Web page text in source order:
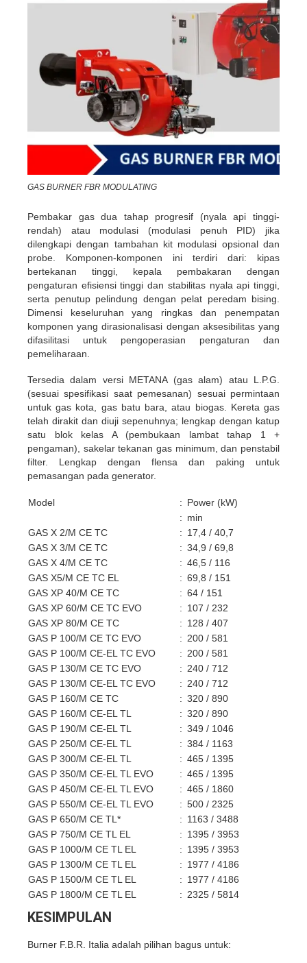
GAS BURNER FBR MODULATING
Pembakar gas dua tahap progresif (nyala api tinggi-
rendah) atau modulasi (modulasi penuh PID) jika
dilengkapi dengan tambahan kit modulasi opsional dan
probe. Komponen-komponen ini terdiri dari: kipas
bertekanan tinggi, kepala pembakaran dengan
pengaturan efisiensi tinggi dan stabilitas nyala api tinggi,
serta penutup pelindung dengan pelat peredam bising.
Dimensi keseluruhan yang ringkas dan penempatan
komponen yang dirasionalisasi dengan aksesibilitas yang
difasilitasi untuk pengoperasian pengaturan dan
pemeliharaan.
Tersedia dalam versi METANA (gas alam) atau L.P.G.
(sesuai spesifikasi saat pemesanan) sesuai permintaan
untuk gas kota, gas batu bara, atau biogas. Kereta gas
telah dirakit dan diuji sepenuhnya; lengkap dengan katup
satu blok kelas A (pembukaan lambat tahap 1 +
pengaman), sakelar tekanan gas minimum, dan penstabil
filter. Lengkap dengan flensa dan paking untuk
pemasangan pada generator.
Model : Power (kW)
: min
GAS X 2/M CE TC
: 17,4 / 40,7
GAS X 3/M CE TC
: 34,9 / 69,8
GAS X 4/M CE TC
: 46,5 / 116
GAS X5/M CE TC EL
: 69,8 / 151
GAS XP 40/M CE TC
: 64 / 151
GAS XP 60/M CE TC EVO
: 107 / 232
GAS XP 80/M CE TC
: 128 / 407
GAS P 100/M CE TC EVO
: 200 / 581
GAS P 100/M CE-EL TC EVO
: 200 / 581
GAS P 130/M CE TC EVO
: 240 / 712
GAS P 130/M CE-EL TC EVO
: 240 / 712
GAS P 160/M CE TC
: 320 / 890
GAS P 160/M CE-EL TL
: 320 / 890
GAS P 190/M CE-EL TL
: 349 / 1046
GAS P 250/M CE-EL TL
: 384 / 1163
GAS P 300/M CE-EL TL
: 465 / 1395
GAS P 350/M CE-EL TL EVO
: 465 / 1395
GAS P 450/M CE-EL TL EVO
: 465 / 1860
GAS P 550/M CE-EL TL EVO
: 500 / 2325
GAS P 650/M CE TL*
: 1163 / 3488
GAS P 750/M CE TL EL
: 1395 / 3953
GAS P 1000/M CE TL EL
: 1395 / 3953
GAS P 1300/M CE TL EL
: 1977 / 4186
GAS P 1500/M CE TL EL
: 1977 / 4186
GAS P 1800/M CE TL EL
: 2325 / 5814
KESIMPULAN
Burner F.B.R. Italia adalah pilihan bagus untuk: